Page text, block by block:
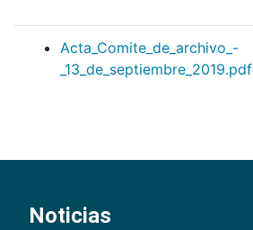
Acta_Comite_de_archivo_-
_13_de_septiembre_2019.pdf
Noticias